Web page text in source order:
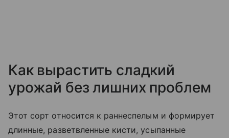
Как вырастить сладкий
урожай без лишних проблем
Этот сорт относится к раннеспелым и формирует
длинные, разветвленные кисти, усыпанные